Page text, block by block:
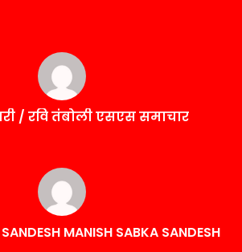
/ रवि तंबोली एसएस समाचार
MANISH SABKA SANDESH